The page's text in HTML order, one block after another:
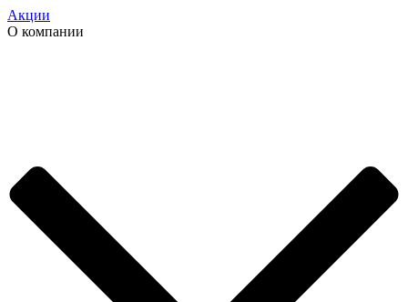
Акции
О компании